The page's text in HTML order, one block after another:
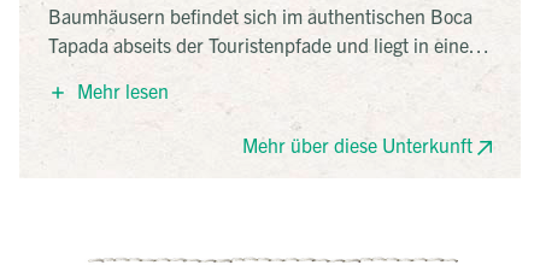
Baumhäusern befindet sich im authentischen Boca
Tapada abseits der Touristenpfade und liegt in einem
gemischten National Wildlife Refuge mit mehr als 50
000 Hektar Fläche, begrenzt von Feuchtgebieten und
dem San Carlos Fluss. Aktivitäten sind unter anderem
das Erkunden der Pfade, Boots- und Floatingtouren
Mehr lesen
Mehr über diese Unterkunft